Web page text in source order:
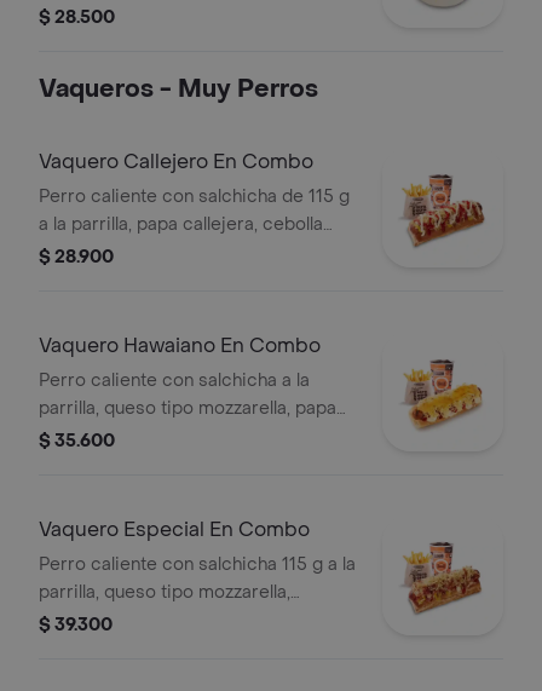
Campestre (quesos, huevo, pepinillos)
alimentos de origen animal)
$ 28.500
Vaqueros - Muy Perros
Vaquero Callejero En Combo
Perro caliente con salchicha de 115 g
a la parrilla, papa callejera, cebolla
picada, salsa blanca, salsa de tomate
PET
$ 28.900
Vaquero Hawaiano En Combo
Perro caliente con salchicha a la
parrilla, queso tipo mozzarella, papa
callejera, piña y salsas en pan perro +
$ 35.600
Vaquero Especial En Combo
Perro caliente con salchicha 115 g a la
parrilla, queso tipo mozzarella,
tocineta picada, papa callejera,
$ 39.300